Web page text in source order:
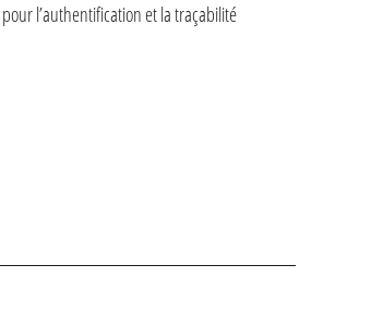
pour l’authentification et la traçabilité